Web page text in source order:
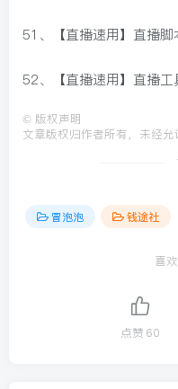
51、【直播速用】直播
52、【直播速用】直播
© 版权声明
文章版权归作者所有，未经允
冒泡泡 钱途社
喜
点赞 60